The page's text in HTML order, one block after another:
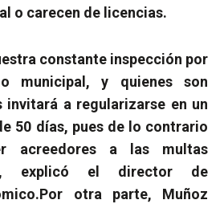
o carecen de licencias.
constante inspección por
municipal, y quienes son
invitará a regularizarse en un
50 días, pues de lo contrario
acreedores a las multas
explicó el director de
Por otra parte, Muñoz